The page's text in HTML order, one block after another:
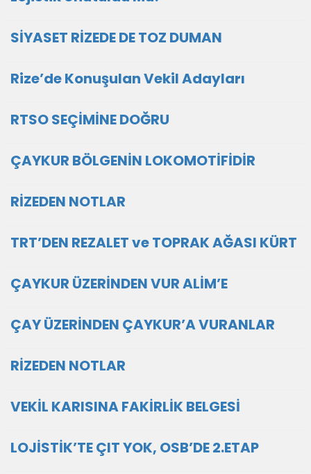
SİYASET RİZEDE DE TOZ DUMAN
Rize’de Konuşulan Vekil Adayları
RTSO SEÇİMİNE DOĞRU
ÇAYKUR BÖLGENİN LOKOMOTİFİDİR
RİZEDEN NOTLAR
TRT’DEN REZALET ve TOPRAK AĞASI KÜRT
ÇAYKUR ÜZERİNDEN VUR ALİM’E
ÇAY ÜZERİNDEN ÇAYKUR’A VURANLAR
RİZEDEN NOTLAR
VEKİL KARISINA FAKİRLİK BELGESİ
LOJİSTİK’TE ÇIT YOK, OSB’DE 2.ETAP